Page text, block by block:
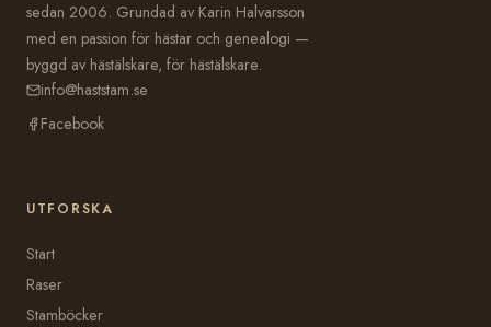
sedan 2006. Grundad av Karin Halvarsson
med en passion för hästar och genealogi —
byggd av hästälskare, för hästälskare.
info@haststam.se
Facebook
UTFORSKA
Start
Raser
Stamböcker